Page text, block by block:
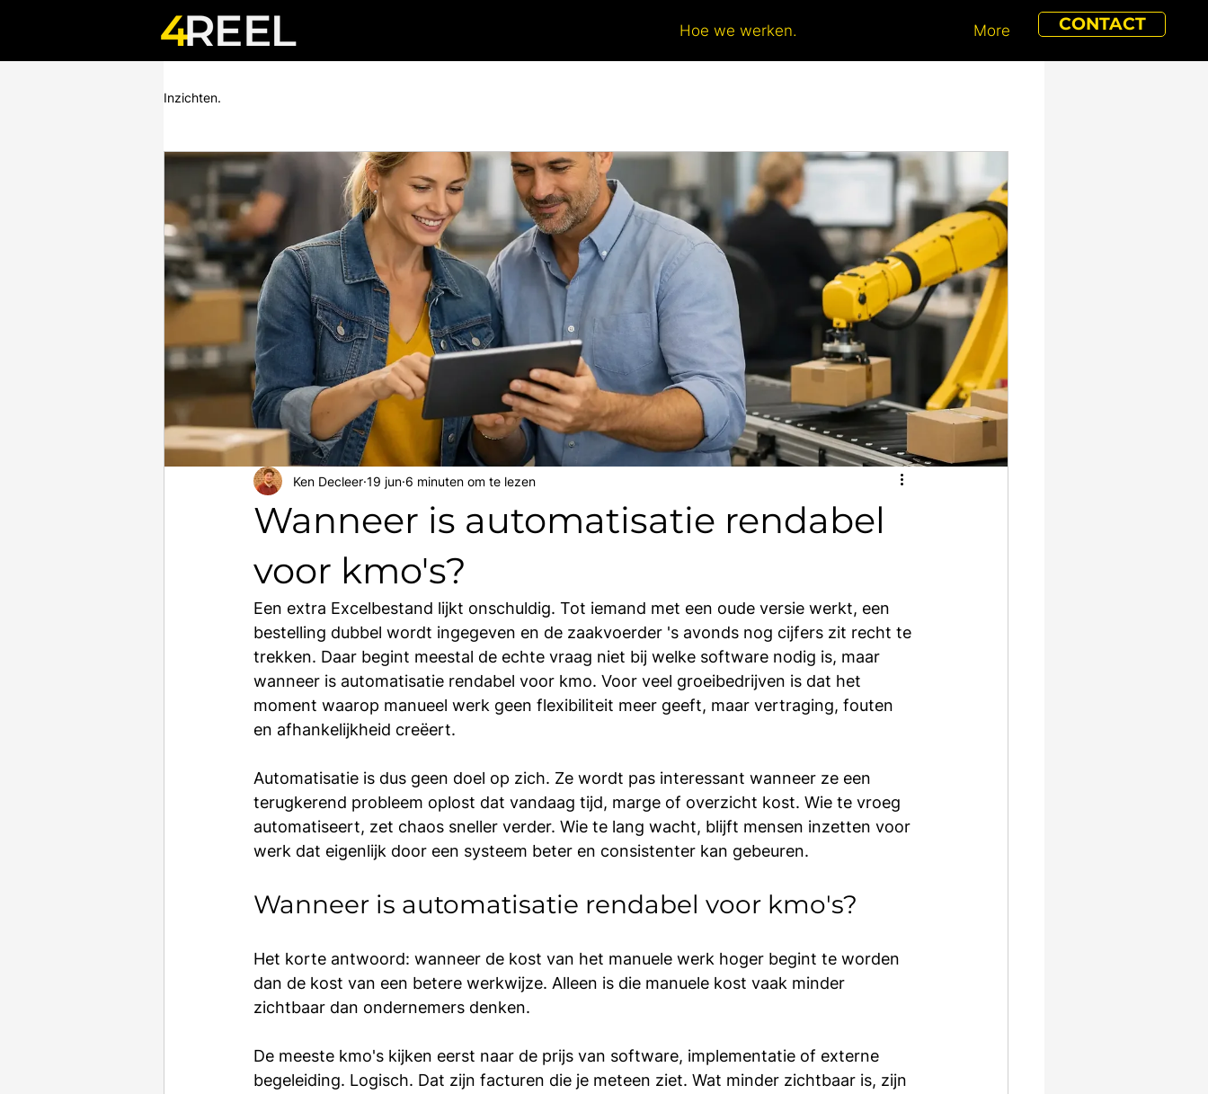
Hoe we werken. More CONTACT
Inzichten.
Wanneer is automatisatie rendabel
voor kmo's?
Ken Decleer 19 jun 6 minuten om te lezen
Een extra Excelbestand lijkt onschuldig. Tot iemand met een oude versie werkt, een
bestelling dubbel wordt ingegeven en de zaakvoerder 's avonds nog cijfers zit recht te
trekken. Daar begint meestal de echte vraag niet bij welke software nodig is, maar
wanneer is automatisatie rendabel voor kmo. Voor veel groeibedrijven is dat het
moment waarop manueel werk geen flexibiliteit meer geeft, maar vertraging, fouten
en afhankelijkheid creëert.
Automatisatie is dus geen doel op zich. Ze wordt pas interessant wanneer ze een
terugkerend probleem oplost dat vandaag tijd, marge of overzicht kost. Wie te vroeg
automatiseert, zet chaos sneller verder. Wie te lang wacht, blijft mensen inzetten voor
werk dat eigenlijk door een systeem beter en consistenter kan gebeuren.
Wanneer is automatisatie rendabel voor kmo's?
Het korte antwoord: wanneer de kost van het manuele werk hoger begint te worden
dan de kost van een betere werkwijze. Alleen is die manuele kost vaak minder
zichtbaar dan ondernemers denken.
De meeste kmo's kijken eerst naar de prijs van software, implementatie of externe
begeleiding. Logisch. Dat zijn facturen die je meteen ziet. Wat minder zichtbaar is, zijn